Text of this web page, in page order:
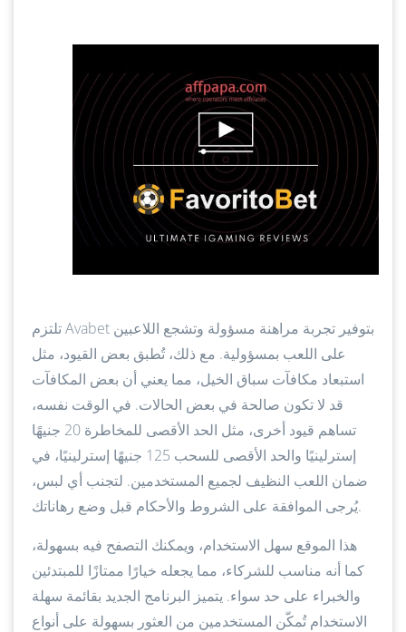
تلتزم Avabet بتوفير تجربة مراهنة مسؤولة وتشجع اللاعبين
على اللعب بمسؤولية. مع ذلك، تُطبق بعض القيود، مثل
استبعاد مكافآت سباق الخيل، مما يعني أن بعض المكافآت
قد لا تكون صالحة في بعض الحالات. في الوقت نفسه،
تساهم قيود أخرى، مثل الحد الأقصى للمخاطرة 20 جنيهًا
إسترلينيًا والحد الأقصى للسحب 125 جنيهًا إسترلينيًا، في
ضمان اللعب النظيف لجميع المستخدمين. لتجنب أي لبس،
يُرجى الموافقة على الشروط والأحكام قبل وضع رهاناتك.
هذا الموقع سهل الاستخدام، ويمكنك التصفح فيه بسهولة،
كما أنه مناسب للشركاء، مما يجعله خيارًا ممتازًا للمبتدئين
والخبراء على حد سواء. يتميز البرنامج الجديد بقائمة سهلة
الاستخدام تُمكّن المستخدمين من العثور بسهولة على أنواع